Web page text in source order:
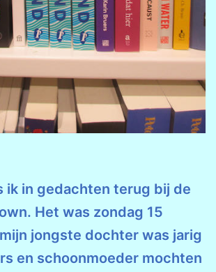
ik in gedachten terug bij de
Het was zondag 15
jongste dochter was jarig
en schoonmoeder mochten